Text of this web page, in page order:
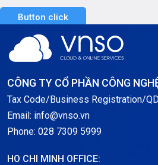
Server GPU
Server Windows
Notification
Thông tin chung
Button click
CÔNG TY CỔ PHẦN CÔNG
Tax Code/Business Registration/
Email: info@vnso.vn
Phone: 028 7309 5999
HO CHI MINH OFFICE: